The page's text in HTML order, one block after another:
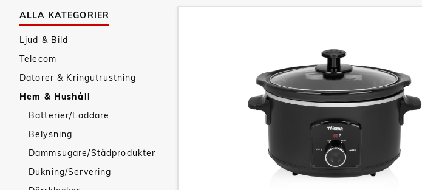
ALLA KATEGORIER
Ljud & Bild
Telecom
Datorer & Kringutrustning
Hem & Hushåll
Batterier/Laddare
Belysning
Dammsugare/Städprodukter
Dukning/Servering